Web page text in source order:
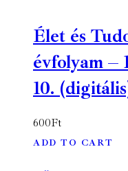
Élet és
évfolyam –
10.
600Ft
ADD TO CART